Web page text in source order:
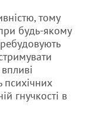
тому
будь-якому
психічних
гнучкості в